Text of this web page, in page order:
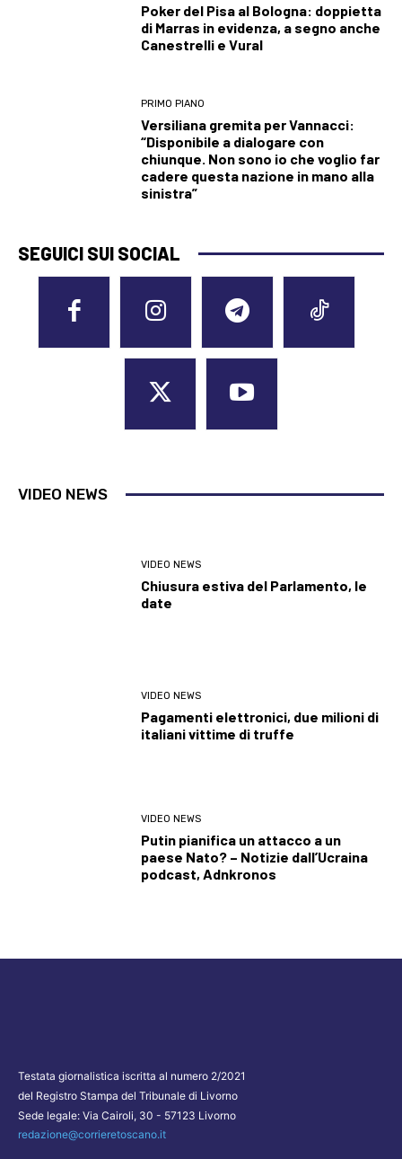
Poker del Pisa al Bologna: doppietta
di Marras in evidenza, a segno anche
Canestrelli e Vural
PRIMO PIANO
Versiliana gremita per Vannacci:
“Disponibile a dialogare con
chiunque. Non sono io che voglio far
cadere questa nazione in mano alla
sinistra”
SEGUICI SUI SOCIAL
VIDEO NEWS
VIDEO NEWS
Chiusura estiva del Parlamento, le
date
VIDEO NEWS
Pagamenti elettronici, due milioni di
italiani vittime di truffe
VIDEO NEWS
Putin pianifica un attacco a un
paese Nato? – Notizie dall’Ucraina
podcast, Adnkronos
Testata giornalistica iscritta al numero 2/2021
del Registro Stampa del Tribunale di Livorno
Sede legale: Via Cairoli, 30 - 57123 Livorno
redazione@corrieretoscano.it